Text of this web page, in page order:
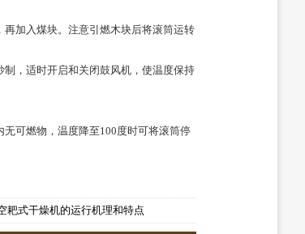
加入煤块。注意引燃木块后将滚筒运转
，适时开启和关闭鼓风机，使温度保持
可燃物，温度降至100度时可将滚筒停
耙式干燥机的运行机理和特点